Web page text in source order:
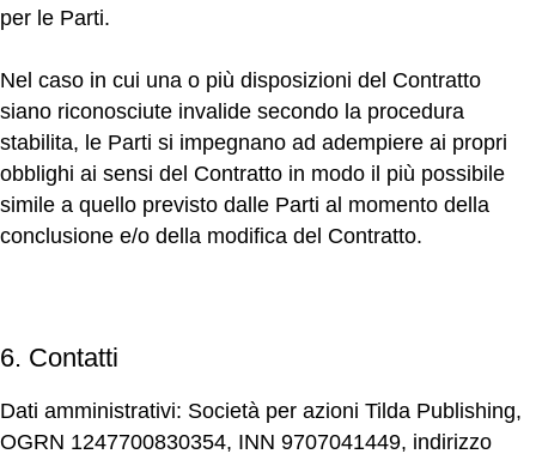
per le Parti.
Nel caso in cui una o più disposizioni del Contratto
siano riconosciute invalide secondo la procedura
stabilita, le Parti si impegnano ad adempiere ai propri
obblighi ai sensi del Contratto in modo il più possibile
simile a quello previsto dalle Parti al momento della
conclusione e/o della modifica del Contratto.
6. Contatti
Dati amministrativi: Società per azioni Tilda Publishing,
OGRN 1247700830354, INN 9707041449, indirizzo